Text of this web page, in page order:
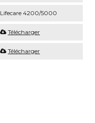
Lifecare 4200/5000
Télécharger
Télécharger